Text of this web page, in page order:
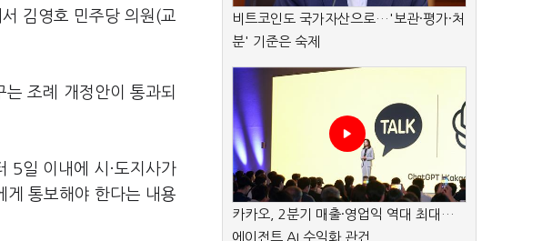
김영호 민주당 의원(교
조례 개정안이 통과되
5일 이내에 시·도지사가
게 통보해야 한다는 내용
비트코인도 국가자산으로…'보관·평가·처
분' 기준은 숙제
카카오, 2분기 매출·영업익 역대 최대…
에이전트 AI 수익화 관건